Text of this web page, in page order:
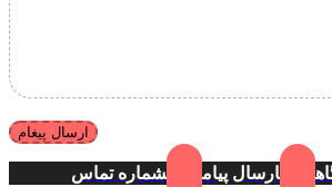
ارسال پیام شماره تماس